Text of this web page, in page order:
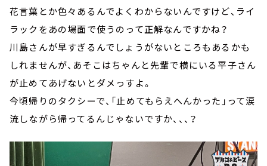
花言葉とか色々あるんでよくわからないんですけど、ライ
ラックをあの場面で使うのって正解なんですかね？
川島さんが早すぎるんでしょうがないところもあるかも
しれませんが、あそこはちゃんと先輩で横にいる平子さん
が止めてあげないとダメっすよ。
今頃帰りのタクシーで、「止めてもらえへんかった」って涙
流しながら帰ってるんじゃないですか、、、？